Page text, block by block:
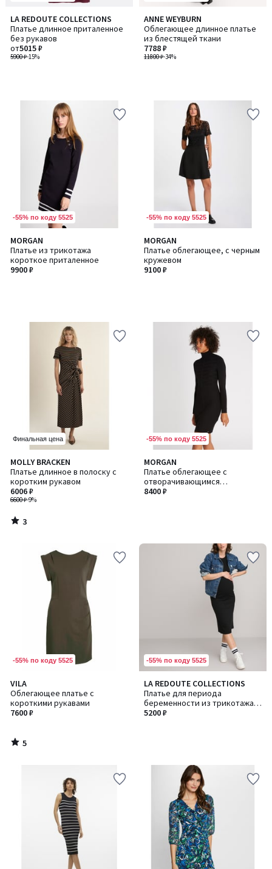
LA REDOUTE COLLECTIONS
Платье длинное приталенное
без рукавов
5900 ₽-15%
от5015 ₽
ANNE WEYBURN
Облегающее длинное платье
из блестящей ткани
11800 ₽-34%
7788 ₽
-55% по коду 5525
MORGAN
Платье из трикотажа
короткое приталенное
9900 ₽
-55% по коду 5525
MORGAN
Платье облегающее, с черным
кружевом
9100 ₽
Финальная цена
MOLLY BRACKEN
Платье длинное в полоску с
коротким рукавом
6600 ₽-9%
6006 ₽
3
/
5
3
/
-55% по коду 5525
MORGAN
Платье облегающее с
отворачивающимся
воротником и длинными
8400 ₽
-55% по коду 5525
VILA
Облегающее платье с
короткими рукавами
7600 ₽
5
/
5
5
/
-55% по коду 5525
LA REDOUTE COLLECTIONS
Платье для периода
беременности из трикотажа,
рукава 3/4
5200 ₽